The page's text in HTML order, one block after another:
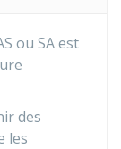
ou SA est
des
les